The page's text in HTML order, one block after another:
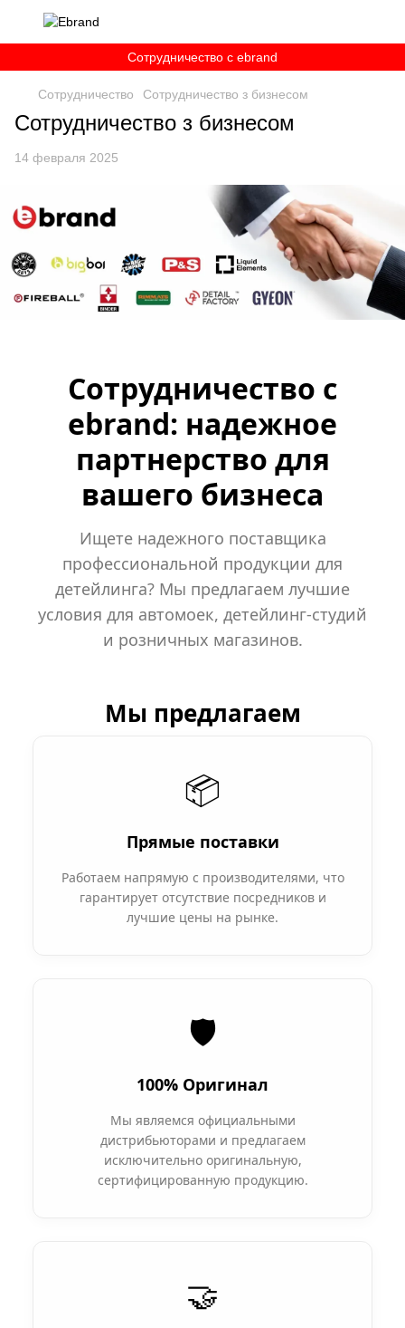
Сотрудничество c ebrand
Сотрудничество Сотрудничество з бизнесом
Сотрудничество з бизнесом
14 февраля 2025
Сотрудничество с
ebrand: надежное
партнерство для
вашего бизнеса
Ищете надежного поставщика
профессиональной продукции для
детейлинга? Мы предлагаем лучшие
условия для автомоек, детейлинг-студий
и розничных магазинов.
Мы предлагаем
📦
Прямые поставки
Работаем напрямую с производителями, что
гарантирует отсутствие посредников и
лучшие цены на рынке.
🛡️
100% Оригинал
Мы являемся официальными
дистрибьюторами и предлагаем
исключительно оригинальную,
сертифицированную продукцию.
🤝